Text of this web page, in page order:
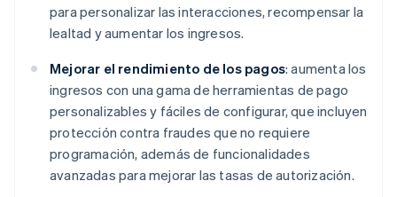
para personalizar las interacciones, recompensar la
lealtad y aumentar los ingresos.
Mejorar el rendimiento de los pagos: aumenta los
ingresos con una gama de herramientas de pago
personalizables y fáciles de configurar, que incluyen
protección contra fraudes que no requiere
programación, además de funcionalidades
avanzadas para mejorar las tasas de autorización.